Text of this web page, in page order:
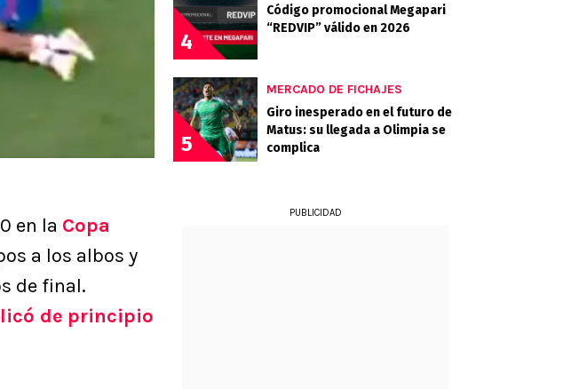
en la Copa
a los albos y
de final.
de principio
4
Código promocional Megapari
“REDVIP” válido en 2026
5
MERCADO DE FICHAJES
Giro inesperado en el futuro de
Matus: su llegada a Olimpia se
complica
PUBLICIDAD